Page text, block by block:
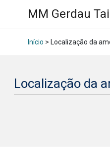
MM Gerdau
Início > Localização da
Localização da